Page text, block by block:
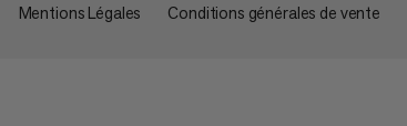
Mentions Légales Conditions générales de vente